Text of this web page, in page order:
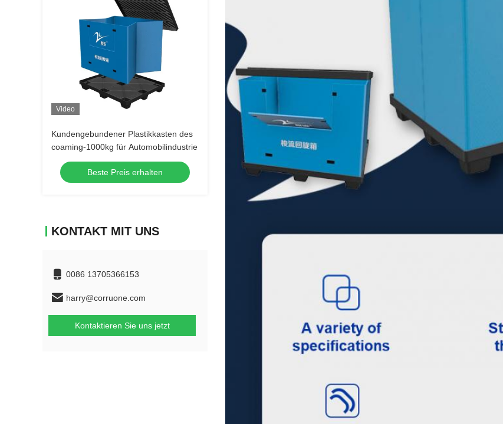
Video
Kundengebundener Plastikkasten des
coaming-1000kg für Automobilindustrie
Beste Preis erhalten
KONTAKT MIT UNS
0086 13705366153
harry@corruone.com
Kontaktieren Sie uns jetzt